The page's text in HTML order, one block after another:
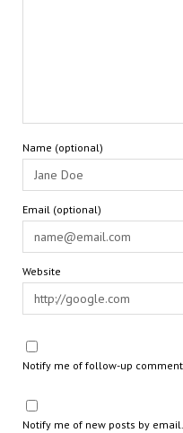
Name (optional)
Email (optional)
Website
Notify me of follow-up
Notify me of new posts by email.